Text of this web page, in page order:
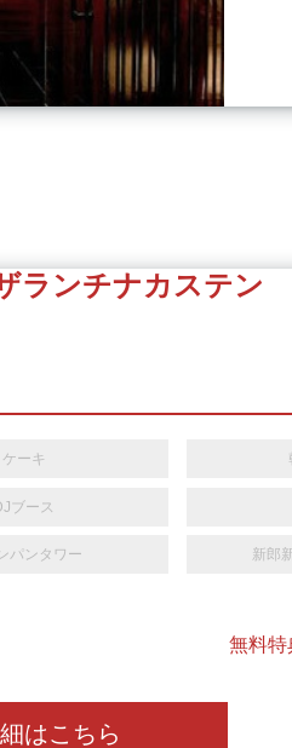
ランチナカステン
ケーキ
ブース
パンタワー 新郎
無料
はこちら